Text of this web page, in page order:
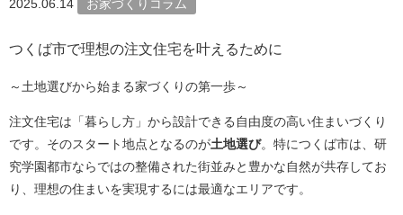
2025.06.14 お家づくりコラム
つくば市で理想の注文住宅を叶えるために
～土地選びから始まる家づくりの第一歩～
注文住宅は「暮らし方」から設計できる自由度の高い住まいづくり
です。そのスタート地点となるのが土地選び。特につくば市は、研
究学園都市ならではの整備された街並みと豊かな自然が共存してお
り、理想の住まいを実現するには最適なエリアです。